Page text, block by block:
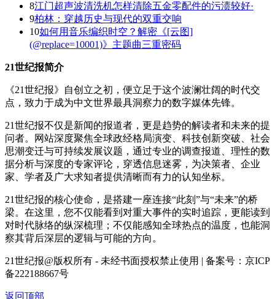
8江门超声波清洗机怎样清除五金零配件的污渍较好·
9柏林：穿越历史与现代的双重交响
10如何用音乐编织时空？解密《[云图]
(@replace=10001)》主题曲三重密码
21世纪报简介
《21世纪报》自创立之初，便立足于这个波澜壮阔的时代交
点，致力于成为中文世界最具洞察力的数字媒体先锋。
21世纪报不仅是新闻的报道者，更是趋势的解读者和未来的提
问者。网站深度聚焦全球政经格局演变、科技创新突破、社会
思潮变迁与可持续发展议题，通过专业的调查报道、理性的数
据分析与深度的专家评论，穿透信息迷雾，为决策者、企业
家、学者及广大求知者提供清晰而有力的认知坐标。
21世纪报的核心使命，是搭建一座连接“此刻”与“未来”的桥
梁。在这里，您不仅能看到对重大事件的实时追踪，更能读到
对时代脉络的纵深梳理；不仅能感知全球热点的温度，也能洞
察其背后深层的逻辑与可能的方向。
21世纪报@版权所有 - 未经书面授权禁止使用 | 备案号：京ICP
备222188667号
返回顶部